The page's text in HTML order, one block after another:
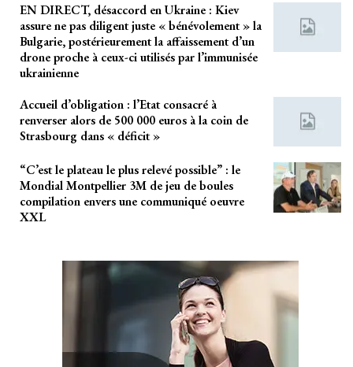
EN DIRECT, désaccord en Ukraine : Kiev
assure ne pas diligent juste « bénévolement » la
Bulgarie, postérieurement la affaissement d’un
drone proche à ceux-ci utilisés par l’immunisée
ukrainienne
Accueil d’obligation : l’Etat consacré à
renverser alors de 500 000 euros à la coin de
Strasbourg dans « déficit »
“C’est le plateau le plus relevé possible” : le
Mondial Montpellier 3M de jeu de boules
compilation envers une communiqué oeuvre
XXL